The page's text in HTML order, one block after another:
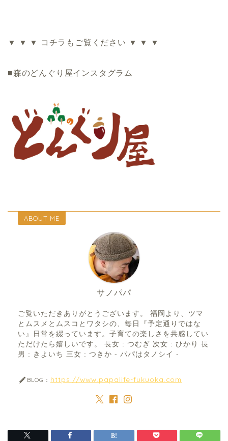
▼ ▼ ▼ コチラもご覧ください ▼ ▼ ▼
■森のどんぐり屋インスタグラム
ABOUT ME
サノパパ
ご覧いただきありがとうございます。 福岡より、ツマ
とムスメとムスコとワタシの、毎日『予定通りではな
い』日常を綴っています。子育ての楽しさを共感してい
ただけたら嬉しいです。 長女 : つむぎ 次女 : ひかり 長
男 : きよいち 三女 : つきか - パパはタノシイ -
BLOG： https://www.papalife-fukuoka.com